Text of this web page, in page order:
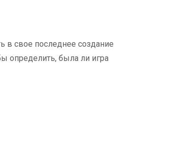
в свое последнее создание
определить, была ли игра